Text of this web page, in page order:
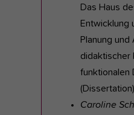
Das Haus
Entwicklung
Planung
didaktischer
funktionalen
(Dissertation)
Caroline